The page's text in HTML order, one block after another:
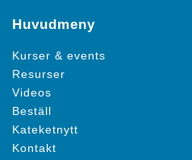
Huvudmeny
Kurser & events
Resurser
Videos
Beställ
Kateketnytt
Kontakt